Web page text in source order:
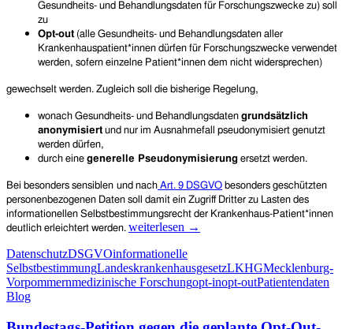
Gesundheits- und Behandlungsdaten für Forschungszwecke zu) soll
zu
Opt-out (alle Gesundheits- und Behandlungsdaten aller
Krankenhauspatient*innen dürfen für Forschungszwecke verwendet
werden, sofern einzelne Patient*innen dem nicht widersprechen)
gewechselt werden. Zugleich soll die bisherige Regelung,
wonach Gesundheits- und Behandlungsdaten grundsätzlich
anonymisiert und nur im Ausnahmefall pseudonymisiert genutzt
werden dürfen,
durch eine generelle Pseudonymisierung ersetzt werden.
Bei besonders sensiblen und nach Art. 9 DSGVO besonders geschützten
personenbezogenen Daten soll damit ein Zugriff Dritter zu Lasten des
informationellen Selbstbestimmungsrecht der Krankenhaus-Patient*innen
deutlich erleichtert werden. Landeskrankenhausgesetz
Vorpommern:
Opt-
out
Forschung
weiterlesen →
DatenschutzDSGVOinformationelle
SelbstbestimmungLandeskrankenhausgesetzLKHGMecklenburg-
Vorpommernmedizinische Forschungopt-inopt-outPatientendaten
Blog